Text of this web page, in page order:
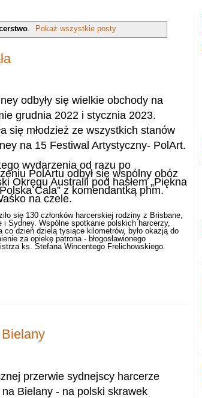
. Pokaż wszystkie posty
odbyły się wielkie obchody na
grudnia 2022 i stycznia 2023.
się młodzież ze wszystkich stanów
na 15 Festiwal Artystyczny- PolArt.
wydarzenia od razu po
PolArtu odbył się wspólny obóz
Okręgu Australii pod hasłem „Piękna
Cala” z komendantką phm.
na czele.
się 130 członków harcerskiej rodziny z Brisbane,
i Sydney. Wspólne spotkanie polskich harcerzy,
co dzień dzielą tysiące kilometrów, było okazją do
za opiekę patrona - błogosławionego
ks. Stefana Wincentego Frelichowskiego.
przerwie sydnejscy harcerze
Bielany - na polski skrawek